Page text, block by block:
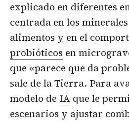
explicado en diferentes
centrada en los
alimentos y en el
probióticos en
que «parece que da
sale de la Tierra. Para
modelo de IA que le
escenarios y ajustar